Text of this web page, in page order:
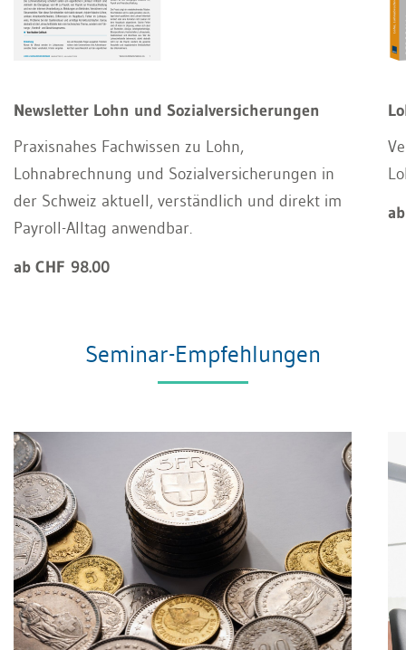
Newsletter Lohn und Sozialversicherungen
Praxisnahes Fachwissen zu Lohn,
Lohnabrechnung und Sozialversicherungen in
der Schweiz aktuell, verständlich und direkt im
Payroll-Alltag anwendbar.
ab CHF 98.00
Seminar-Empfehlungen